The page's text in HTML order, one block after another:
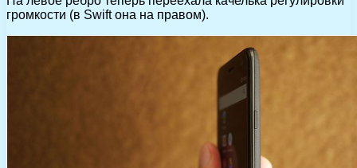
громкости (в Swift она на правом).